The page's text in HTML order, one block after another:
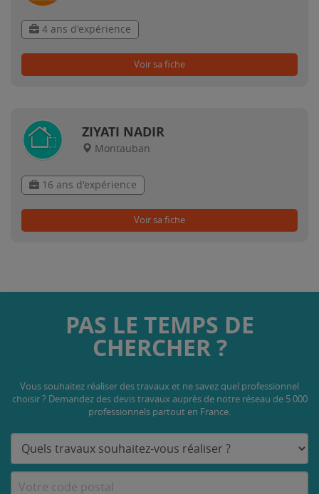
4 ans d'expérience
Voir sa fiche
ZIYATI NADIR
Montauban
16 ans d'expérience
Voir sa fiche
PAS LE TEMPS DE
CHERCHER ?
Vous souhaitez réaliser des travaux et ne savez quel professionnel
choisir ? Demandez des devis travaux auprès de notre réseau de 5 000
professionnels partout en France.